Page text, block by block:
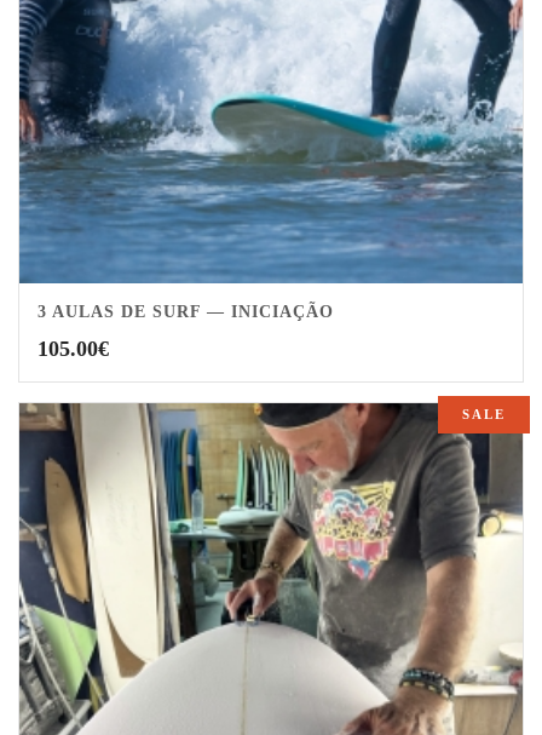
3 AULAS DE SURF — INICIAÇÃO
105.00€
SALE